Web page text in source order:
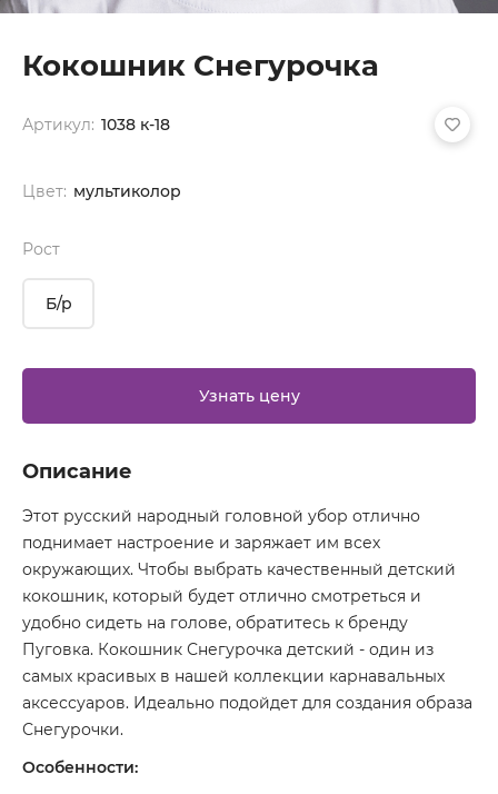
Кокошник Снегурочка
Артикул: 1038 к-18
Цвет: мультиколор
Рост
Б/р
Узнать цену
Описание
Этот русский народный головной убор отлично
поднимает настроение и заряжает им всех
окружающих. Чтобы выбрать качественный детский
кокошник, который будет отлично смотреться и
удобно сидеть на голове, обратитесь к бренду
Пуговка. Кокошник Снегурочка детский - один из
самых красивых в нашей коллекции карнавальных
аксессуаров. Идеально подойдет для создания образа
Снегурочки.
Особенности: